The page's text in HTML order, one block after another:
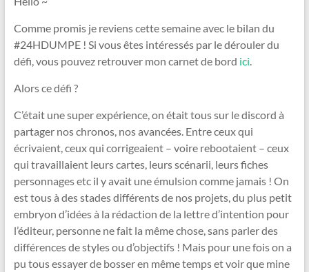
Comme promis je reviens cette semaine avec le bilan du
#24HDUMPE ! Si vous êtes intéressés par le dérouler du
défi, vous pouvez retrouver mon carnet de bord ici
Alors ce défi ?
C’était une super expérience, on était tous sur le discord à
partager nos chronos, nos avancées. Entre ceux qui
écrivaient, ceux qui corrigeaient – voire rebootaient – ceux
qui travaillaient leurs cartes, leurs scénarii, leurs fiches
personnages etc il y avait une émulsion comme jamais ! On
est tous à des stades différents de nos projets, du plus petit
embryon d’idées à la rédaction de la lettre d’intention pour
l’éditeur, personne ne fait la même chose, sans parler des
différences de styles ou d’objectifs ! Mais pour une fois on a
pu tous essayer de bosser en même temps et voir que mine